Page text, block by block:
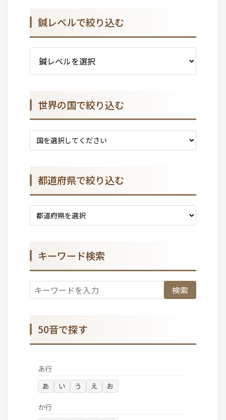
鍼レベルで絞り込む
世界の国で絞り込む
都道府県で絞り込む
キーワード検索
検索
50音で探す
あ行
あ い う え お
か行